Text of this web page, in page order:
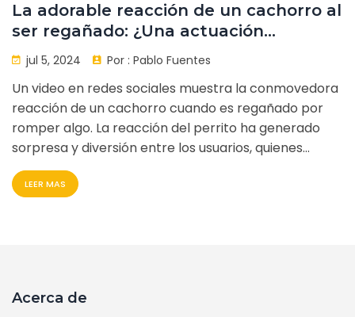
La adorable reacción de un cachorro al
ser regañado: ¿Una actuación
genuina?
jul 5, 2024 Por : Pablo Fuentes
Un video en redes sociales muestra la conmovedora
reacción de un cachorro cuando es regañado por
romper algo. La reacción del perrito ha generado
sorpresa y diversión entre los usuarios, quienes
debaten si es natural o una actuación. La expresión y
el lenguaje corporal del cachorro reflejan
LEER MAS
Acerca de